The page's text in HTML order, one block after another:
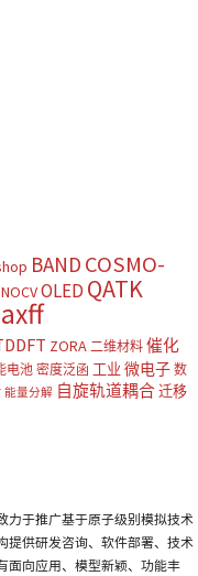
BAND COSMO-
NOCVOLED QATK
ZORA 二维材料 催化
电池 密度泛函 工业 微电子 数
能量分解 自旋轨道耦合迁移
力于推广基于原子级别模拟技术
提供研发咨询、软件部署、技术
面向应用、模型新颖、功能丰